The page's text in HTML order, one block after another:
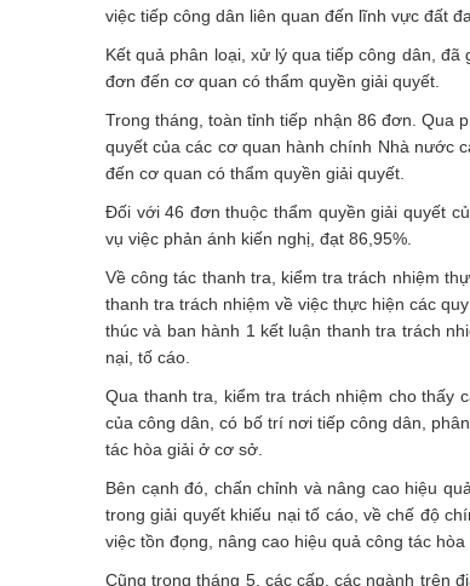
việc tiếp công dân liên quan đến lĩnh vực đất
Kết quả phân loại, xử lý qua tiếp công dân,
đơn đến cơ quan có thẩm quyền giải quyết.
Trong tháng, toàn tỉnh tiếp nhận 86 đơn. Qua
quyết của các cơ quan hành chính Nhà nước
đến cơ quan có thẩm quyền giải quyết.
Đối với 46 đơn thuộc thẩm quyền giải quyết
vụ việc phản ánh kiến nghị, đạt 86,95%.
Về công tác thanh tra, kiểm tra trách nhiệm
thanh tra trách nhiệm về việc thực hiện các
thúc và ban hành 1 kết luận thanh tra trách
nại, tố cáo.
Qua thanh tra, kiểm tra trách nhiệm cho thấy
của công dân, có bố trí nơi tiếp công dân,
tác hòa giải ở cơ sở.
Bên cạnh đó, chấn chỉnh và nâng cao hiệu
trong giải quyết khiếu nại tố cáo, về chế độ
việc tồn đọng, nâng cao hiệu quả công tác
Cũng trong tháng 5, các cấp, các ngành trên